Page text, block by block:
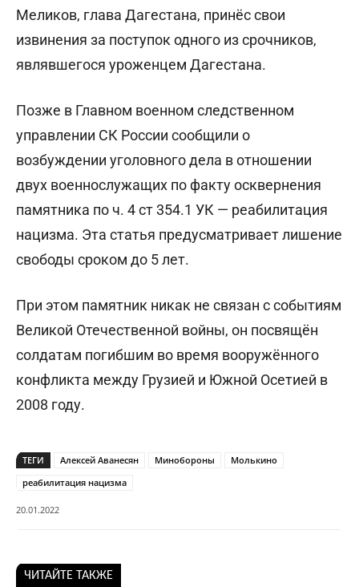
Меликов, глава Дагестана, принёс свои
извинения за поступок одного из срочников,
являвшегося уроженцем Дагестана.
Позже в Главном военном следственном
управлении СК России сообщили о
возбуждении уголовного дела в отношении
двух военнослужащих по факту осквернения
памятника по ч. 4 ст 354.1 УК — реабилитация
нацизма. Эта статья предусматривает лишение
свободы сроком до 5 лет.
При этом памятник никак не связан с событиям
Великой Отечественной войны, он посвящён
солдатам погибшим во время вооружённого
конфликта между Грузией и Южной Осетией в
2008 году.
ТЕГИ Алексей Аванесян Минобороны
Молькино
реабилитация нацизма
20.01.2022
ЧИТАЙТЕ ТАКЖЕ